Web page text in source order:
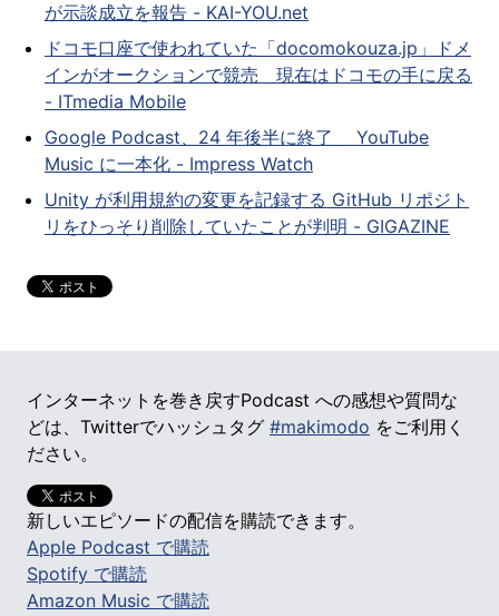
が示談成立を報告 - KAI-YOU.net
ドコモ口座で使われていた「docomokouza.jp」ドメ
インがオークションで競売 現在はドコモの手に戻る
- ITmedia Mobile
Google Podcast、24 年後半に終了 YouTube
Music に一本化 - Impress Watch
Unity が利用規約の変更を記録する GitHub リポジト
リをひっそり削除していたことが判明 - GIGAZINE
インターネットを巻き戻すPodcast への感想や質問な
どは、Twitterでハッシュタグ #makimodo をご利用く
ださい。
新しいエピソードの配信を購読できます。
Apple Podcast で購読
Spotify で購読
Amazon Music で購読